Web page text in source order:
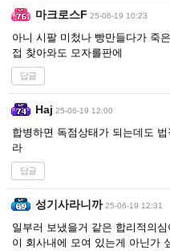
마크로스F 25-06-19 10:23
아니 시팔 미첬나 빵만들다가 죽
접 찾아와도 모자를판에
답글
Haj 25-06-19 12:00
합병하면 독점상태가 되는데도
라
답글
성기사라니까 25-06-19 12:31
일부러 보냈을거 같은 합리적의
이 회사내에 모여 있는게 아닌가